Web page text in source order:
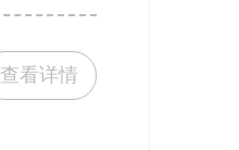
查看详情